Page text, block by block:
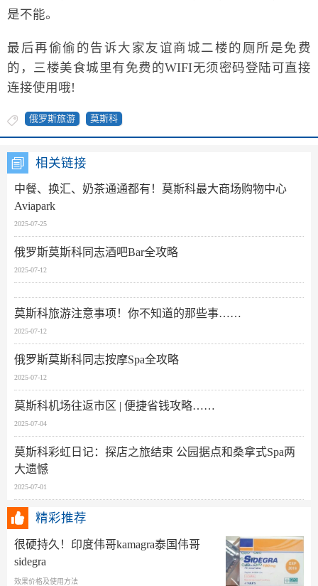
是不能。
最后再偷偷的告诉大家友谊商城二楼的厕所是免费
的，三楼美食城里有免费的WIFI无须密码登陆可直接
连接使用哦!
俄罗斯旅游 莫斯科
相关链接
中餐、换汇、奶茶通通都有！莫斯科最大商场购物中心
Aviapark
2025-07-25
俄罗斯莫斯科同志酒吧Bar全攻略
2025-07-12
莫斯科旅游注意事项！你不知道的那些事……
2025-07-12
俄罗斯莫斯科同志按摩Spa全攻略
2025-07-12
莫斯科机场往返市区 | 便捷省钱攻略……
2025-07-04
莫斯科彩虹日记：探店之旅结束 公园据点和桑拿式Spa两
大遗憾
2025-07-01
精彩推荐
很硬持久！印度伟哥kamagra泰国伟哥
sidegra
效果价格及使用方法